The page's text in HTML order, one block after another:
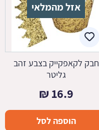
אזל מהמלאי
חבק לקאפקייק בצבע זהב
גליטר
16.9
₪
הוספה לסל